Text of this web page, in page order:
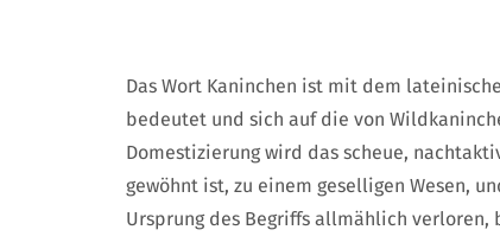
Das Wort Kaninchen ist mit dem
bedeutet und sich auf die von
Domestizierung wird das scheue,
gewöhnt ist, zu einem geselligen Wesen,
Ursprung des Begriffs allmählich